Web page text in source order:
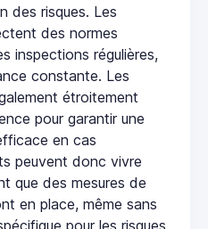
des risques. Les
des normes
inspections régulières,
constante. Les
étroitement
pour garantir une
en cas
peuvent donc vivre
que des mesures de
en place, même sans
pour les risques